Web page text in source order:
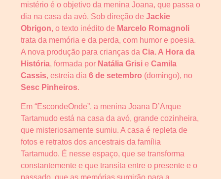
mistério é o objetivo da menina Joana, que passa o
dia na casa da avó. Sob direção de Jackie
Obrigon, o texto inédito de Marcelo Romagnoli
trata da memória e da perda, com humor e poesia.
A nova produção para crianças da Cia. A Hora da
História, formada por Natália Grisi e Camila
Cassis, estreia dia 6 de setembro (domingo), no
Sesc Pinheiros.
Em “EscondeOnde”, a menina Joana D’Arque
Tartamudo está na casa da avó, grande cozinheira,
que misteriosamente sumiu. A casa é repleta de
fotos e retratos dos ancestrais da família
Tartamudo. É nesse espaço, que se transforma
constantemente e que transita entre o presente e o
passado, que as memórias surgirão para a